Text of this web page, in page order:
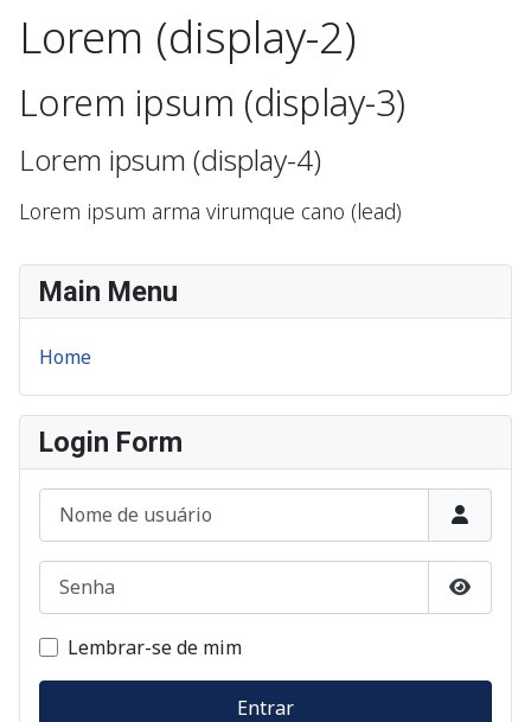
Lorem (display-2)
Lorem ipsum (display-3)
Lorem ipsum (display-4)
Lorem ipsum arma virumque cano (lead)
Main Menu
Home
Login Form
Nome de usuário
Senha
Lembrar-se de mim
Entrar